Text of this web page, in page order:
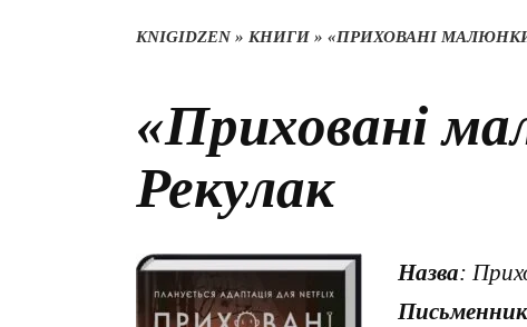
KNIGIDZEN» КНИГИ » «ПРИХОВАНІ
«Приховані
Рекулак
Назва:
Письменник